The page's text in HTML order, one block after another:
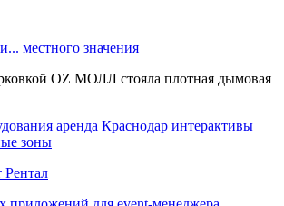
местного значения
OZ МОЛЛ стояла плотная дымовая
аренда Краснодар интерактивы
зоны
Рентал